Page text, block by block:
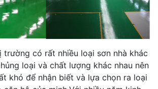
trường có rất nhiều loại sơn nhà khác
loại và chất lượng khác nhau nên
khó để nhận biết và lựa chọn ra loại